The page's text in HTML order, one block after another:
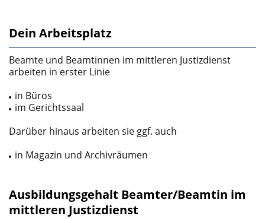
Dein Arbeitsplatz
Beamte und Beamtinnen im mittleren Justizdienst
arbeiten in erster Linie
in Büros
im Gerichtssaal
Darüber hinaus arbeiten sie ggf. auch
in Magazin­ und Archivräumen
Ausbildungsgehalt Beamter/Beamtin im
mittleren Justizdienst